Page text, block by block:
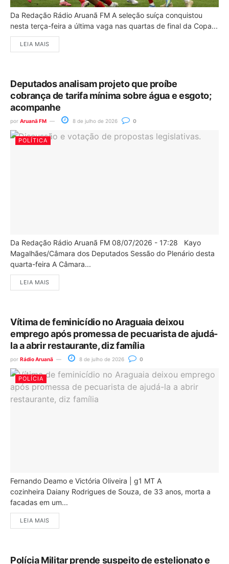
Da Redação Rádio Aruanã FM A seleção suíça conquistou
nesta terça-feira a última vaga nas quartas de final da Copa...
LEIA MAIS
Deputados analisam projeto que proíbe
cobrança de tarifa mínima sobre água e esgoto;
acompanhe
por Aruanã FM 8 de julho de 2026 0
POLÍTICA
Da Redação Rádio Aruanã FM 08/07/2026 - 17:28 Kayo
Magalhães/Câmara dos Deputados Sessão do Plenário desta
quarta-feira A Câmara...
LEIA MAIS
Vítima de feminicídio no Araguaia deixou
emprego após promessa de pecuarista de ajudá-
la a abrir restaurante, diz família
por Rádio Aruanã 8 de julho de 2026 0
POLÍCIA
Fernando Deamo e Victória Oliveira | g1 MT A
cozinheira Daiany Rodrigues de Souza, de 33 anos, morta a
facadas em um...
LEIA MAIS
Polícia Militar prende suspeito de estelionato e